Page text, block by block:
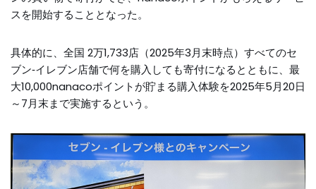
スを開始することとなった。
具体的に、全国 2万1,733店（2025年3月末時点）すべてのセ
ブン‐イレブン店舗で何を購入しても寄付になるとともに、最
大10,000nanacoポイントが貯まる購入体験を2025年5月20日
～7月末まで実施するという。